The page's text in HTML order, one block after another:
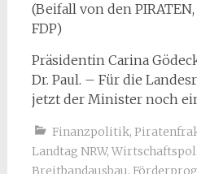
(Beifall von den
FDP)
Präsidentin Carina
Dr. Paul. – Für die
jetzt der Minister noch
Finanzpolitik,
Landtag NRW,
Breitbandausbau,